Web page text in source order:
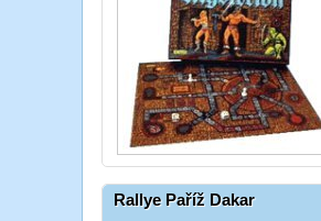
Rallye Paříž Dakar